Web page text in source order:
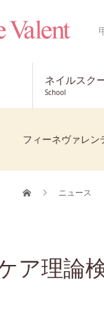
ネイルスク
School
フィーネヴァレン
ニュース
ア理論